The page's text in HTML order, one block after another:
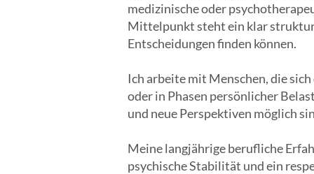
medizinische oder
Mittelpunkt steht ein klar
Entscheidungen finden können.
Ich arbeite mit Menschen, die
oder in Phasen persönlicher
und neue Perspektiven möglich
Meine langjährige berufliche
psychische Stabilität und ein